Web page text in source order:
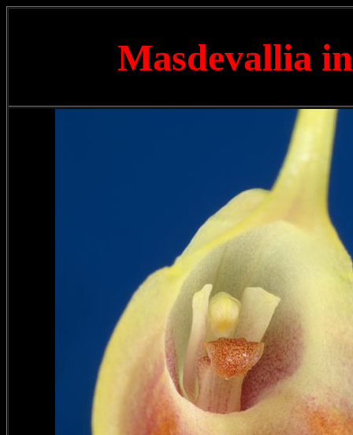
Masdevallia